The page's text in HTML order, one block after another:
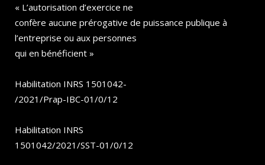
« L’autorisation d’exercice ne
confère aucune prérogative de puissance publique à
l’entreprise ou aux personnes
qui en bénéficient »
Habilitation INRS 1501042-
/2021/Prap-IBC-01/0/12
Habilitation INRS
1501042/2021/SST-01/0/12